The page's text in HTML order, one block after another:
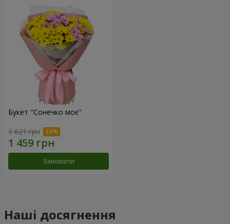
Букет "Сонечко моє"
1 621 грн
Замовити
Наші досягнення